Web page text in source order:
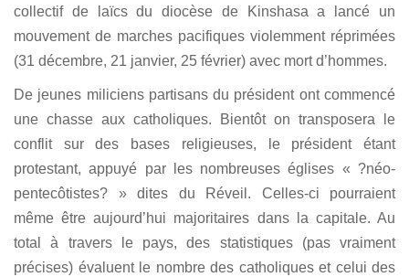
collectif de laïcs du diocèse de Kinshasa a lancé un
mouvement de marches pacifiques violemment réprimées
(31 décembre, 21 janvier, 25 février) avec mort d’hommes.
De jeunes miliciens partisans du président ont commencé
une chasse aux catholiques. Bientôt on transposera le
conflit sur des bases religieuses, le président étant
protestant, appuyé par les nombreuses églises « ?néo-
pentecôtistes? » dites du Réveil. Celles-ci pourraient
même être aujourd’hui majoritaires dans la capitale. Au
total à travers le pays, des statistiques (pas vraiment
précises) évaluent le nombre des catholiques et celui des